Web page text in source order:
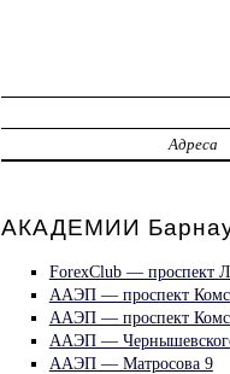
Адреса
АКАДЕМИИ
ForexClub — проспект
ААЭП — проспект
ААЭП — проспект
ААЭП —
ААЭП — Матросова 9